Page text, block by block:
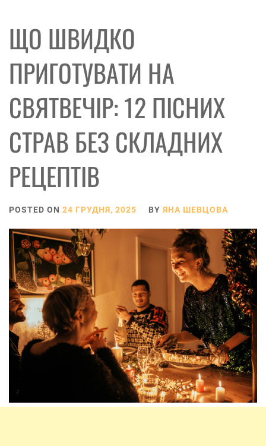
ЩО ШВИДКО
ПРИГОТУВАТИ НА
СВЯТВЕЧІР: 12 ПІСНИХ
СТРАВ БЕЗ СКЛАДНИХ
РЕЦЕПТІВ
POSTED ON 24 ГРУДНЯ, 2025 BY ЯНА ШЕВЦОВА